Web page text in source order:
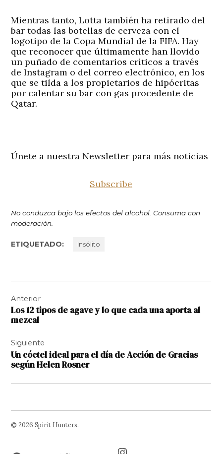
Mientras tanto, Lotta también ha retirado del
bar todas las botellas de cerveza con el
logotipo de la Copa Mundial de la FIFA. Hay
que reconocer que últimamente han llovido
un puñado de comentarios críticos a través
de Instagram o del correo electrónico, en los
que se tilda a los propietarios de hipócritas
por calentar su bar con gas procedente de
Qatar.
Únete a nuestra Newsletter para más noticias
Subscribe
No conduzca bajo los efectos del alcohol. Consuma con
moderación.
ETIQUETADO: Insólito
de
entradas
Anterior
Los 12 tipos de agave y lo que cada una aporta al
mezcal
Siguiente
Un cóctel ideal para el día de Acción de Gracias
según Helen Rosner
© 2026 Spirit Hunters.